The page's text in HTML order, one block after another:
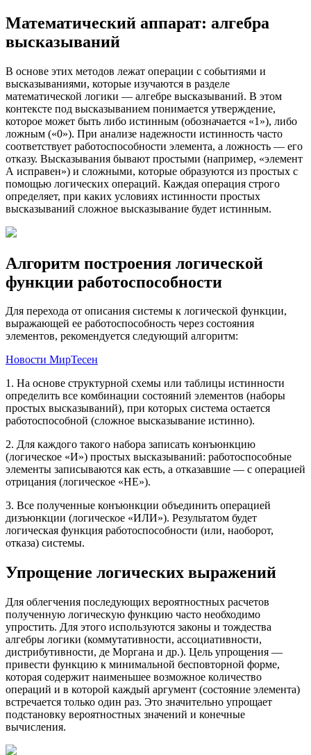
Математический аппарат: алгебра
высказываний
В основе этих методов лежат операции с событиями и
высказываниями, которые изучаются в разделе
математической логики — алгебре высказываний. В этом
контексте под высказыванием понимается утверждение,
которое может быть либо истинным (обозначается «1»), либо
ложным («0»). При анализе надежности истинность часто
соответствует работоспособности элемента, а ложность — его
отказу. Высказывания бывают простыми (например, «элемент
А исправен») и сложными, которые образуются из простых с
помощью логических операций. Каждая операция строго
определяет, при каких условиях истинности простых
высказываний сложное высказывание будет истинным.
Алгоритм построения логической
функции работоспособности
Для перехода от описания системы к логической функции,
выражающей ее работоспособность через состояния
элементов, рекомендуется следующий алгоритм:
Новости МирТесен
1. На основе структурной схемы или таблицы истинности
определить все комбинации состояний элементов (наборы
простых высказываний), при которых система остается
работоспособной (сложное высказывание истинно).
2. Для каждого такого набора записать конъюнкцию
(логическое «И») простых высказываний: работоспособные
элементы записываются как есть, а отказавшие — с операцией
отрицания (логическое «НЕ»).
3. Все полученные конъюнкции объединить операцией
дизъюнкции (логическое «ИЛИ»). Результатом будет
логическая функция работоспособности (или, наоборот,
отказа) системы.
Упрощение логических выражений
Для облегчения последующих вероятностных расчетов
полученную логическую функцию часто необходимо
упростить. Для этого используются законы и тождества
алгебры логики (коммутативности, ассоциативности,
дистрибутивности, де Моргана и др.). Цель упрощения —
привести функцию к минимальной бесповторной форме,
которая содержит наименьшее возможное количество
операций и в которой каждый аргумент (состояние элемента)
встречается только один раз. Это значительно упрощает
подстановку вероятностных значений и конечные
вычисления.